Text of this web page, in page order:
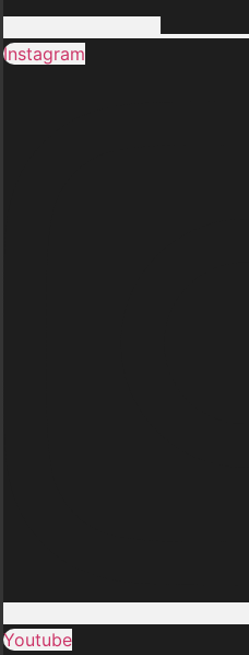
Instagram
Youtube